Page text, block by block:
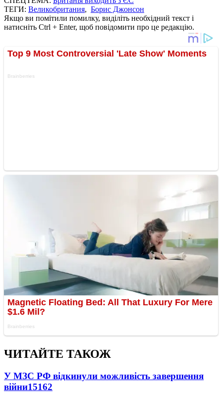
ТЕГИ: Великобритания, Борис Джонсон
Якщо ви помітили помилку, виділіть необхідний текст і
натисніть Ctrl + Enter, щоб повідомити про це редакцію.
ЧИТАЙТЕ ТАКОЖ
У МЗС РФ відкинули можливість завершення
війни15162